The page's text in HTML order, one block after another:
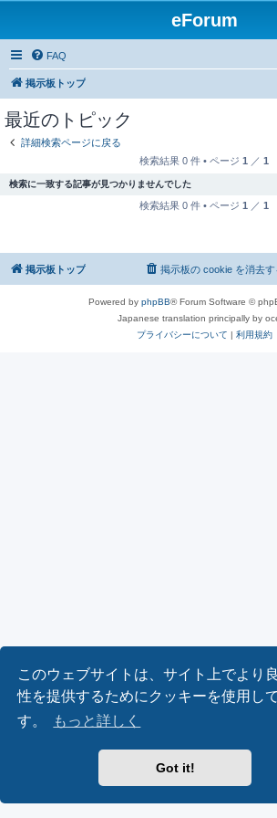
このウェブサイトは、サイト上でより
性を提供するためにクッキーを使用し
す。
もっと詳しく
Got it!
eForum
FAQ
掲示板トップ
最近のトピック
詳細検索ページに戻る
検索結果 0 件 • ページ 1 ／ 1
検索に一致する記事が見つかりませんでした
検索結果 0 件 • ページ 1 ／ 1
掲示板トップ 掲示板の cookie を消去す
Powered by phpBB® Forum Software ©
Japanese translation principally by
プライバシーについて | 利用規約